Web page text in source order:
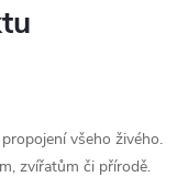
všeho živého.
zvířatům či přírodě.